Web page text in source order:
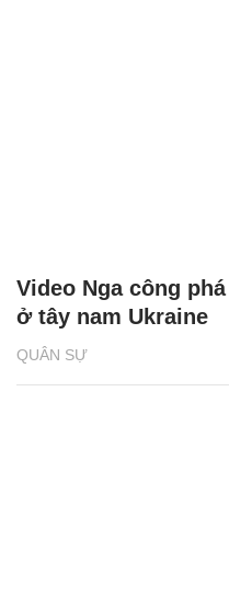
QUÂN SỰ
Video Nga công
ở tây nam Ukraine